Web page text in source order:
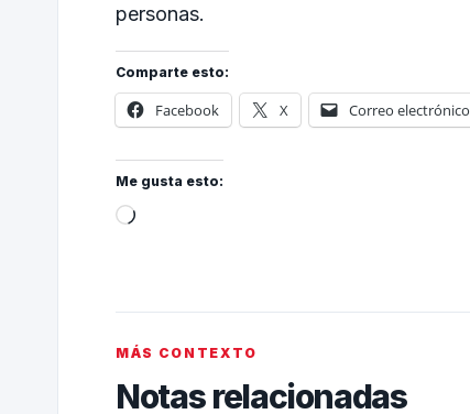
personas.
Comparte esto:
Facebook X Correo electrónico
Me gusta esto:
MÁS CONTEXTO
Notas relacionadas